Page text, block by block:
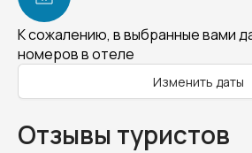
К сожалению, в выбранные вами
номеров в отеле
Изменить даты
Отзывы туристов